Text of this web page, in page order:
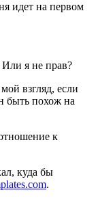
идет на первом
я не прав?
взгляд, если
быть похож на
к
куда бы
.